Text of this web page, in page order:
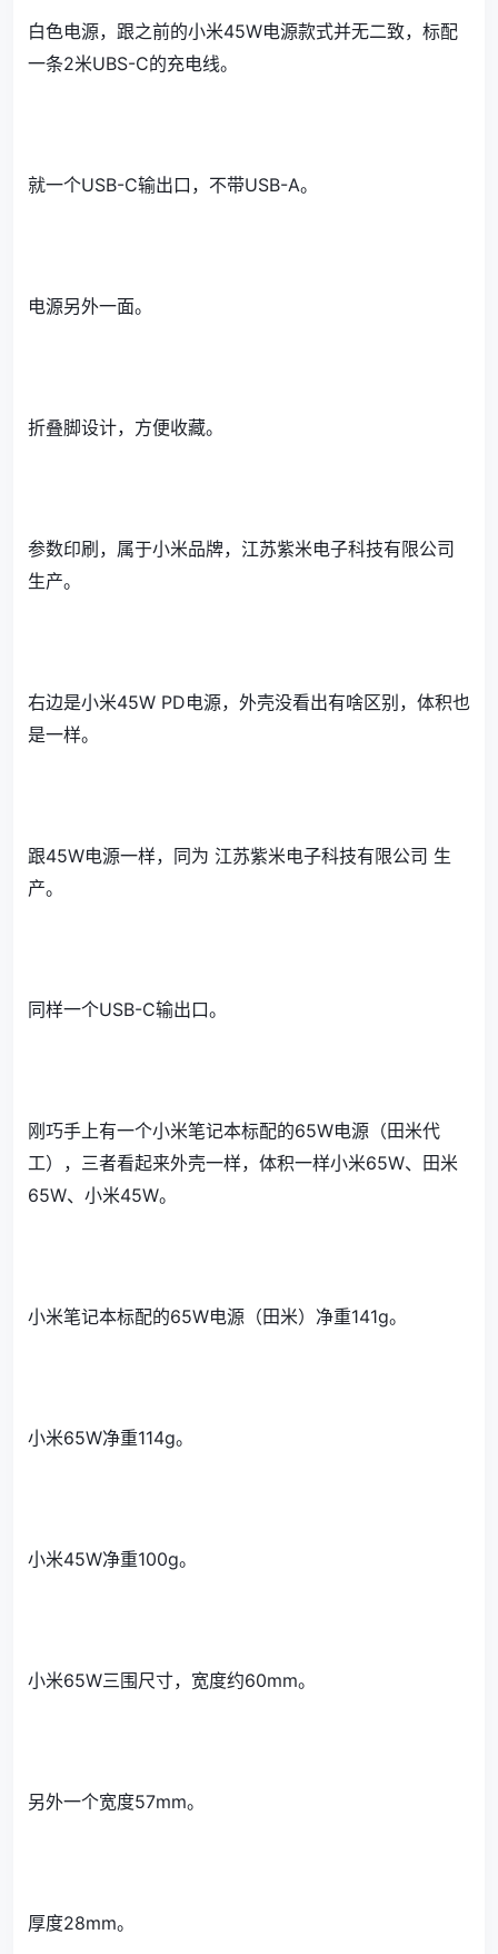
白色电源，跟之前的小米45W电源款式并无二致，标配
一条2米UBS-C的充电线。
就一个USB-C输出口，不带USB-A。
电源另外一面。
折叠脚设计，方便收藏。
参数印刷，属于小米品牌，江苏紫米电子科技有限公司
生产。
右边是小米45W PD电源，外壳没看出有啥区别，体积也
是一样。
跟45W电源一样，同为 江苏紫米电子科技有限公司 生
产。
同样一个USB-C输出口。
刚巧手上有一个小米笔记本标配的65W电源（田米代
工），三者看起来外壳一样，体积一样小米65W、田米
65W、小米45W。
小米笔记本标配的65W电源（田米）净重141g。
小米65W净重114g。
小米45W净重100g。
小米65W三围尺寸，宽度约60mm。
另外一个宽度57mm。
厚度28mm。